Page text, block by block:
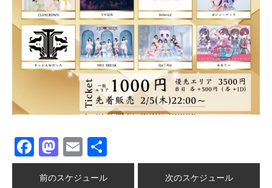
Facebook
Mastodon
Email
有
前のスケジュール 次のスケジュール